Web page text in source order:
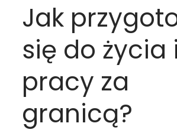
Jak
się do życia i
pracy za
granicą?